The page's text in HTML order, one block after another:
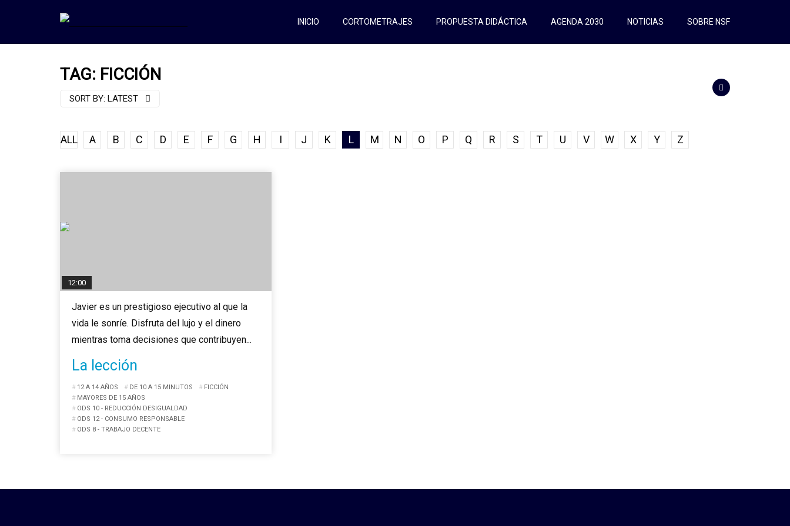
INICIO CORTOMETRAJES PROPUESTA DIDÁCTICA AGENDA 2030 NOTICIAS SOBRE NSF
TAG: FICCIÓN
SORT BY: LATEST
ALL A B C D E F G H I J K L M N O P Q R S T U V W X Y Z
12:00
12 A 14 AÑOS DE 10 A 15 MINUTOS
FICCIÓN
MAYORES DE 15 AÑOS
ODS 10 - REDUCCIÓN DESIGUALDAD
ODS 12 - CONSUMO RESPONSABLE
ODS 8 - TRABAJO DECENTE
La lección
Javier es un prestigioso ejecutivo al que la
vida le sonríe. Disfruta del lujo y el dinero
mientras toma decisiones que contribuyen...